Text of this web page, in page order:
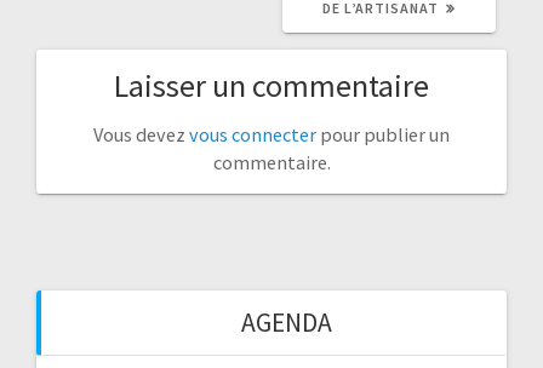
DE L’ARTISANAT
Laisser un commentaire
Vous devez vous connecter pour publier un
commentaire.
AGENDA